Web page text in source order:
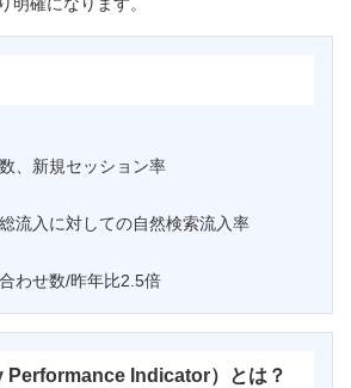
明確になります。
、新規セッション率
流入に対しての自然検索流入率
わせ数/昨年比2.5倍
Performance Indicator）とは？